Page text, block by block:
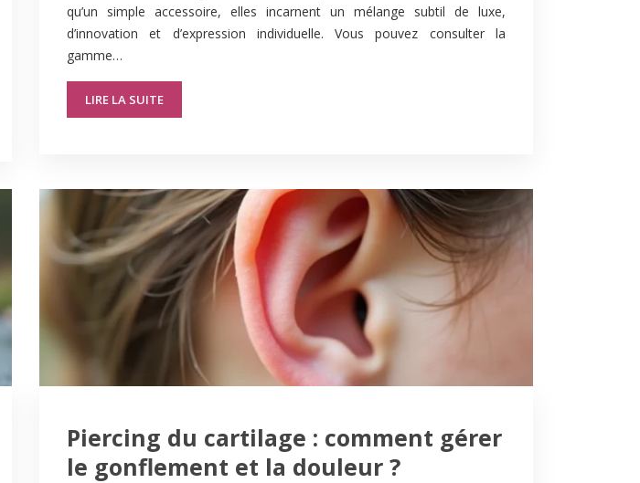
qu’un simple accessoire, elles incarnent un mélange subtil de luxe,
d’innovation et d’expression individuelle. Vous pouvez consulter la
gamme…
LIRE LA SUITE
Piercing du cartilage : comment gérer
le gonflement et la douleur ?